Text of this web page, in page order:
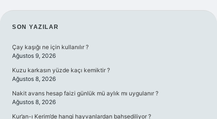
SIDEBAR
SON YAZILAR
Çay kaşığı ne için kullanılır ?
Ağustos 9, 2026
Kuzu karkasın yüzde kaçı kemiktir ?
Ağustos 8, 2026
Nakit avans hesap faizi günlük mü aylık mı uygulanır ?
Ağustos 8, 2026
Kur’an-ı Kerim’de hangi hayvanlardan bahsediliyor ?